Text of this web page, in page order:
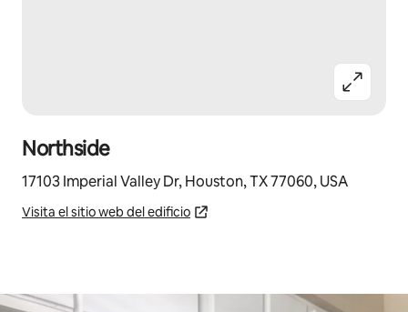
Northside
17103 Imperial Valley Dr, Houston, TX 77060, USA
Visita el sitio web del edificio